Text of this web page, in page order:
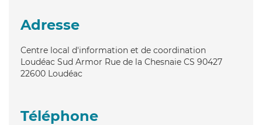
Adresse
Centre local d'information et de coordination
Loudéac Sud Armor Rue de la Chesnaie CS 90427
22600 Loudéac
Téléphone